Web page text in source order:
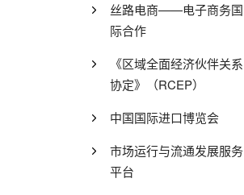
丝路电商——电子商务国
际合作
《区域全面经济伙伴关系
协定》（RCEP）
中国国际进口博览会
市场运行与流通发展服务
平台